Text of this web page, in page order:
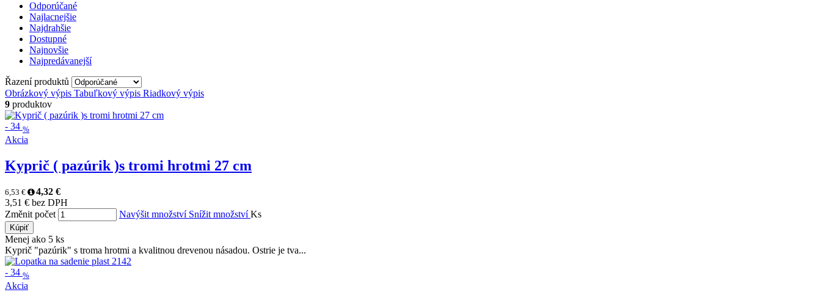
Odporúčané
Najlacnejšie
Najdrahšie
Dostupné
Najnovšie
Najpredávanejší
Řazení produktů
Obrázkový výpis Tabuľkový výpis Riadkový výpis
9 produktov
- 34 %
Akcia
Kyprič ( pazúrik )s tromi hrotmi 27 cm
6,53 €
4,32 €
3,51 € bez DPH
Změnit počet
Navýšit množství Snížit množstvíKs
Kúpiť
Menej ako 5 ks
Kyprič "pazúrik" s troma hrotmi a kvalitnou drevenou násadou. Ostrie je tva...
- 34 %
Akcia